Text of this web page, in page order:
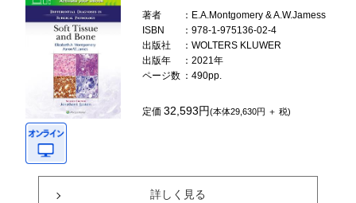
著者
：E.A.Montgomery & A.W.Jamess
ISBN
：978-1-975136-02-4
出版社
：WOLTERS KLUWER
出版年
：2021年
ページ数 ：490pp.
定価32,593円(本体29,630円 ＋ 税)
詳しく見る